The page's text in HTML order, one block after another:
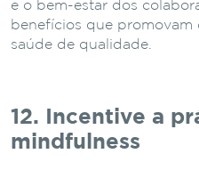
e o bem-estar dos
benefícios que promovam
saúde de qualidade.
12. Incentive a
mindfulness